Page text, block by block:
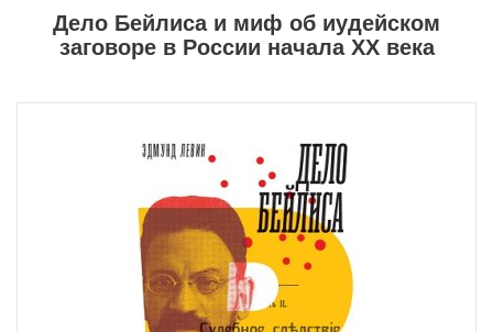
Дело Бейлиса и миф об иудейском
заговоре в России начала XX века